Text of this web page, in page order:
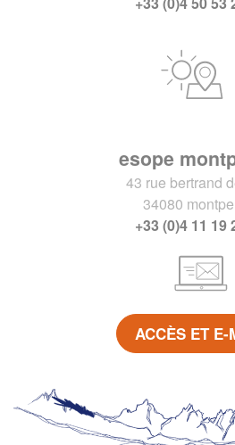
esope
43 rue bertrand
34080
+33 (0)4 11 19
ACCÈS ET E-